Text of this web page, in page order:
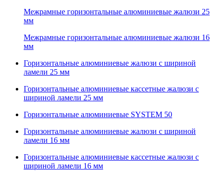
Межрамные горизонтальные алюминиевые жалюзи 25
мм
Межрамные горизонтальные алюминиевые жалюзи 16
мм
Горизонтальные алюминиевые жалюзи с шириной
ламели 25 мм
Горизонтальные алюминиевые кассетные жалюзи с
шириной ламели 25 мм
Горизонтальные алюминиевые SYSTEM 50
Горизонтальные алюминиевые жалюзи с шириной
ламели 16 мм
Горизонтальные алюминиевые кассетные жалюзи с
шириной ламели 16 мм